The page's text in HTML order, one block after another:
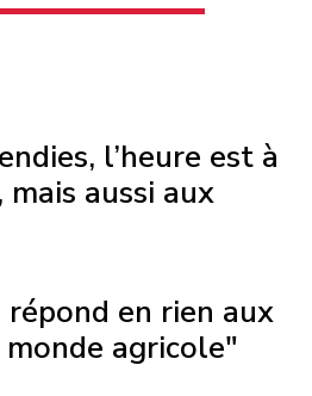
l’heure est à
aussi aux
en rien aux
agricole"